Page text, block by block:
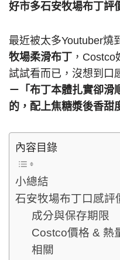
好市多石安牧場布丁評
最近被太多Youtuber燒
牧場柔滑布丁 ，
試試看而已，沒想到口
－「布丁本體扎實卻滑
的，配上焦糖漿後香甜
內容目錄
小總結
石安牧場布丁口感評
成分與保存期限
Costco價格 & 熱
相關